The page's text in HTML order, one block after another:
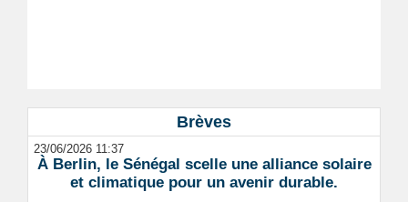
Brèves
23/06/2026 11:37
À Berlin, le Sénégal scelle une alliance solaire
et climatique pour un avenir durable.